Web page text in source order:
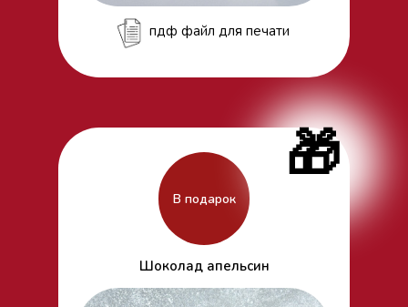
Шоколад апельсин
В подарок
🎁
пдф файл для печати